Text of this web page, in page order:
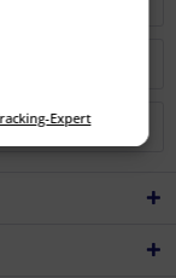
einem Endgerät
Werbung
Expert